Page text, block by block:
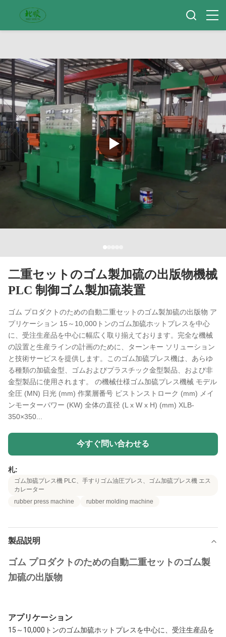
二重セットのゴム製加硫の出版物機械
PLC 制御ゴム製加硫装置
ゴム プロダクトのための自動二重セットのゴム製加硫の出版物 ア
プリケーション 15～10,000トンのゴム加硫ホットプレスを中心
に、受注生産品を中心に幅広く取り揃えております。完全な機械
の設置と生産ラインの計画のために、ターンキー ソリューション
と技術サービスを提供します。このゴム加硫プレス機は、あらゆ
る種類の加硫金型、ゴムおよびプラスチック金型製品、および非
金型製品に使用されます。 の機械仕様ゴム加硫プレス機械 モデル
全圧 (MN) 日光 (mm) 作業層番号 ピストンストローク (mm) メイ
ンモーターパワー (KW) 全体の直径 (L x W x H) (mm) XLB-
350×350...
今すぐ問い合わせる
札:
ゴム加硫プレス機 PLC、手すりゴム油圧プレス、ゴム加硫プレス機 エス
カレーター
rubber press machine
rubber molding machine
製品説明
ゴム プロダクトのための自動二重セットのゴム製
加硫の出版物
アプリケーション
15～10,000トンのゴム加硫ホットプレスを中心に、受注生産品を